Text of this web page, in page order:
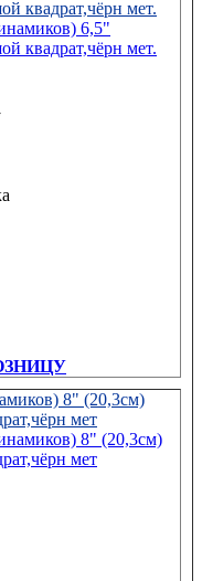
квадрат,чёрн мет.
8" (20,3см)
мет